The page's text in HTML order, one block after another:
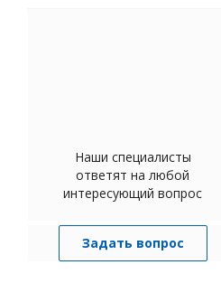
Наши специалисты
ответят на любой
интересующий вопрос
Задать вопрос